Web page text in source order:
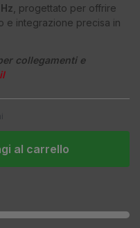
, progettato per offrire
e integrazione precisa in
collegamenti e
al carrello